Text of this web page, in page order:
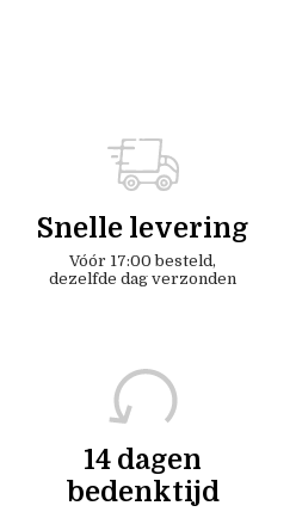
Snelle levering
Vóór 17:00 besteld,
dezelfde dag verzonden
14 dagen
bedenktijd